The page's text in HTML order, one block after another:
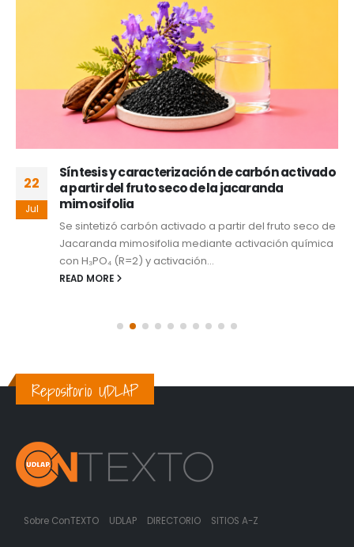
22
Jul
Síntesis y caracterización de carbón activado
a partir del fruto seco de la jacaranda
mimosifolia
Se sintetizó carbón activado a partir del fruto seco de
Jacaranda mimosifolia mediante activación química
con H₃PO₄ (R=2) y activación...
READ MORE
Repositorio UDLAP
Sobre ConTEXTO UDLAP DIRECTORIO SITIOS A-Z